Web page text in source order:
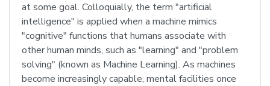
at some goal. Colloquially, the term "artificial
intelligence" is applied when a machine mimics
"cognitive" functions that humans associate with
other human minds, such as "learning" and "problem
solving" (known as Machine Learning). As machines
become increasingly capable, mental facilities once